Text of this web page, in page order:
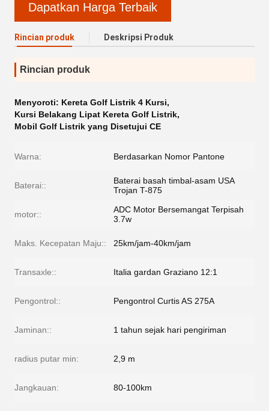
Dapatkan Harga Terbaik
Rincian produk Deskripsi Produk
Rincian produk
Menyoroti: Kereta Golf Listrik 4 Kursi,
Kursi Belakang Lipat Kereta Golf Listrik,
Mobil Golf Listrik yang Disetujui CE
Warna: Berdasarkan Nomor Pantone
Baterai::
Baterai basah timbal-asam USA
Trojan T-875
motor::
ADC Motor Bersemangat Terpisah
3.7w
Maks. Kecepatan Maju:: 25km/jam-40km/jam
Transaxle:: Italia gardan Graziano 12:1
Pengontrol:: Pengontrol Curtis AS 275A
Jaminan:: 1 tahun sejak hari pengiriman
radius putar min: 2,9 m
Jangkauan: 80-100km